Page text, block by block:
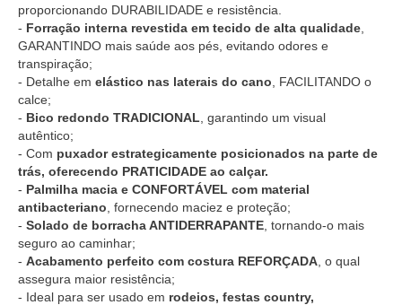
proporcionando DURABILIDADE e resistência.
- Forração interna revestida em tecido de alta qualidade
GARANTINDO mais saúde aos pés, evitando odores e
transpiração;
- Detalhe em elástico nas laterais do cano , FACILITANDO o
calce;
- Bico redondo TRADICIONAL , garantindo um visual
autêntico;
- Com puxador estrategicamente posicionados na parte de
trás, oferecendo PRATICIDADE ao calçar.
- Palmilha macia e CONFORTÁVEL com material
antibacteriano , fornecendo maciez e proteção;
- Solado de borracha ANTIDERRAPANTE , tornando-o mais
seguro ao caminhar;
- Acabamento perfeito com costura REFORÇADA , o qual
assegura maior resistência;
- Ideal para ser usado em rodeios, festas country,